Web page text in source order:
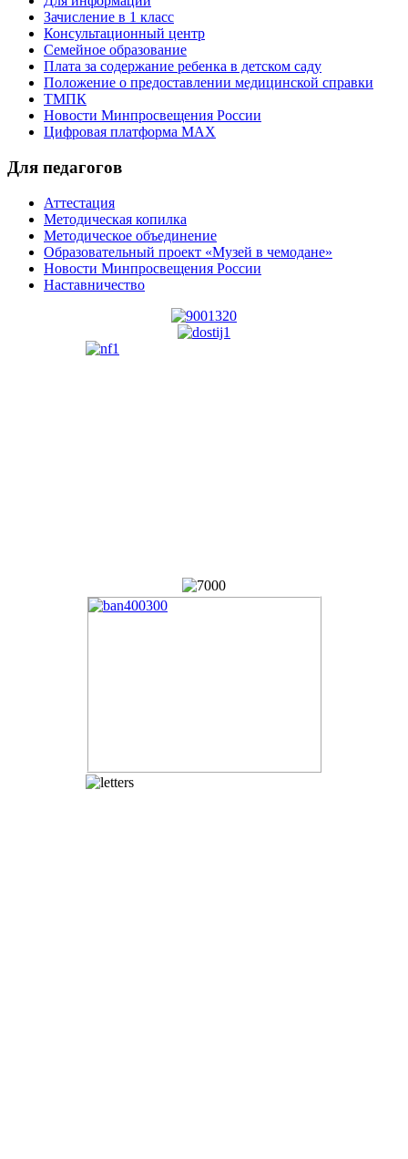
Зачисление в 1 класс
Консультационный центр
Семейное образование
Плата за содержание ребенка в детском саду
Положение о предоставлении медицинской справки
ТМПК
Новости Минпросвещения России
Цифровая платформа MAX
Для педагогов
Аттестация
Методическая копилка
Методическое объединение
Образовательный проект «Музей в чемодане»
Новости Минпросвещения России
Наставничество